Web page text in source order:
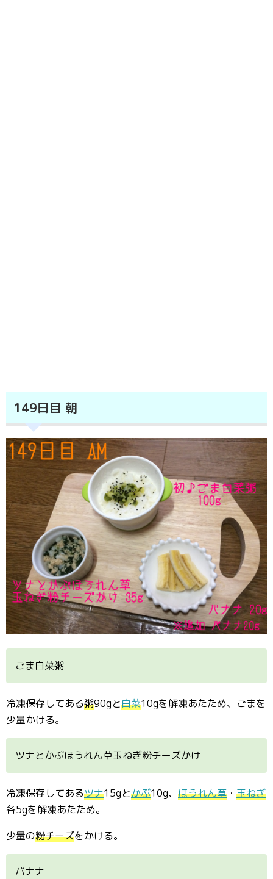
149日目 朝
ごま白菜粥
冷凍保存してある粥90gと白菜10gを解凍あたため、ごまを
少量かける。
ツナとかぶほうれん草玉ねぎ粉チーズかけ
冷凍保存してあるツナ15gとかぶ10g、 ほうれん草 ・ 玉ねぎ
各5gを解凍あたため。
少量の粉チーズをかける。
バナナ